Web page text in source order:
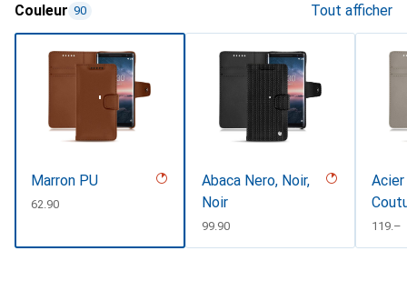
Couleur 90 Tout afficher
Marron PU
CHF
62.90
Abaca Nero, Noir,
Noir
CHF
99.90 CHF
119.–